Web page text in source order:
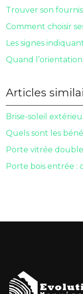
Trouver son
Comment choisir
Les signes
Quand
Articles
Brise-soleil
Quels sont les
Porte vitrée
Porte bois entrée :